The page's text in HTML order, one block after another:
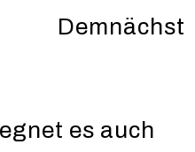
Demnächst
es auch